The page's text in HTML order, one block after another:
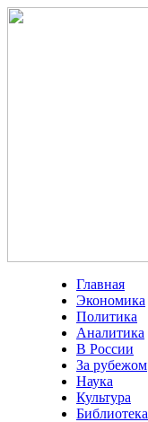
Главная
Экономика
Политика
Аналитика
В России
За рубежом
Наука
Культура
Библиотека